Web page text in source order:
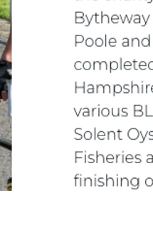
Eventos
¿Quiénes Somos?
El Equipo
Request Parts
Test International Landing
Page
Portugal Lifestyle Version 1